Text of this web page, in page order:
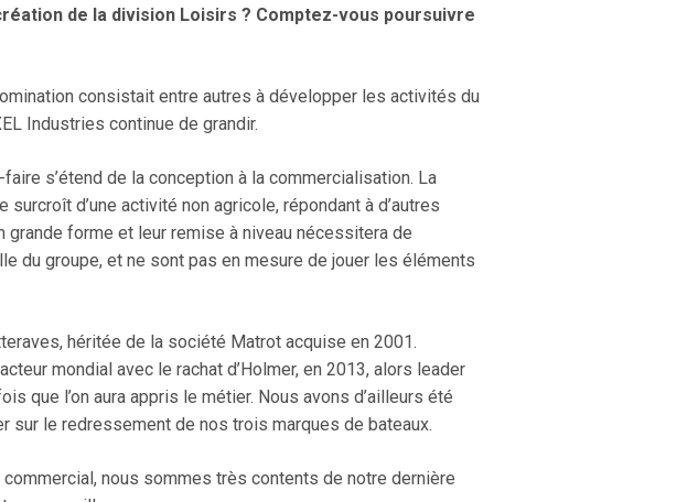
de la division Loisirs ? Comptez-vous poursuivre
consistait entre autres à développer les activités du
Industries continue de grandir.
s’étend de la conception à la commercialisation. La
d’une activité non agricole, répondant à d’autres
grande forme et leur remise à niveau nécessitera de
du groupe, et ne sont pas en mesure de jouer les éléments
héritée de la société Matrot acquise en 2001.
mondial avec le rachat d’Holmer, en 2013, alors leader
que l’on aura appris le métier. Nous avons d’ailleurs été
sur le redressement de nos trois marques de bateaux.
nous sommes très contents de notre dernière